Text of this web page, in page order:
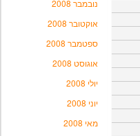
נובמבר 2008
אוקטובר 2008
ספטמבר 2008
אוגוסט 2008
יולי 2008
יוני 2008
מאי 2008